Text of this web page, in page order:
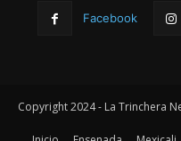
Facebook
Copyright 2024 - La Trinchera